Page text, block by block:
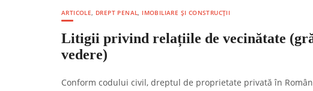
ARTICOLE DREPT PENAL IMOBILIARE ȘI CONSTRUCȚII
Litigii privind relațiile de vecinătate
vedere)
Conform codului civil, dreptul de proprietate privată în